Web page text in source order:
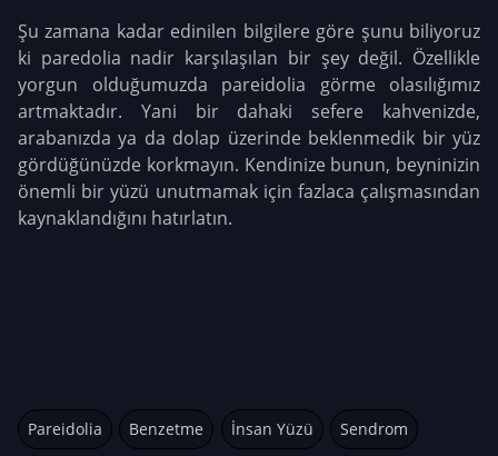
Şu zamana kadar edinilen bilgilere göre şunu biliyoruz
ki paredolia nadir karşılaşılan bir şey değil. Özellikle
yorgun olduğumuzda pareidolia görme olasılığımız
artmaktadır. Yani bir dahaki sefere kahvenizde,
arabanızda ya da dolap üzerinde beklenmedik bir yüz
gördüğünüzde korkmayın. Kendinize bunun, beyninizin
önemli bir yüzü unutmamak için fazlaca çalışmasından
kaynaklandığını hatırlatın.
Pareidolia Benzetme İnsan Yüzü Sendrom